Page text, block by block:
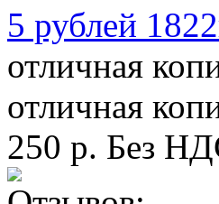
5 рублей
отличная
отличная
250 р. Без